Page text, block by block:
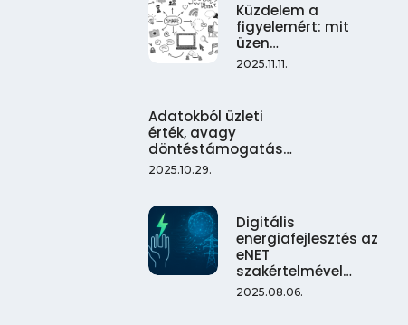
Küzdelem a
figyelemért: mit
üzen…
2025.11.11.
Adatokból üzleti
érték, avagy
döntéstámogatás…
2025.10.29.
Digitális
energiafejlesztés az
eNET
szakértelmével…
2025.08.06.